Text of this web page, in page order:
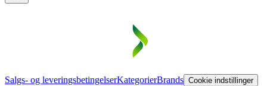
Salgs- og leveringsbetingelserKategorierBrands Cookie indstillinger